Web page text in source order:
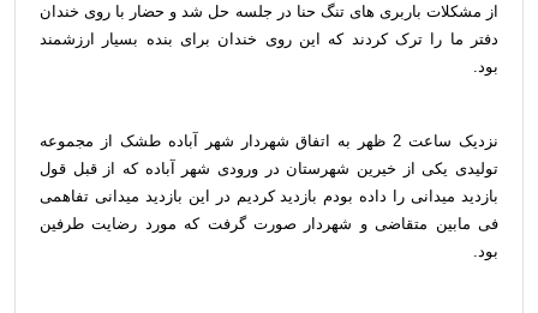
از مشکلات باربری های تنگ حنا در جلسه حل شد و حضار با روی خندان
دفتر ما را ترک کردند که این روی خندان برای بنده بسیار ارزشمند
بود.
نزدیک ساعت 2 ظهر به اتفاق شهردار شهر آباده طشک از مجموعه
تولیدی یکی از خیرین شهرستان در ورودی شهر آباده که از قبل قول
بازدید میدانی را داده بودم بازدید کردیم در این بازدید میدانی تفاهمی
فی مابین متقاضی و شهردار صورت گرفت که مورد رضایت طرفین
بود.